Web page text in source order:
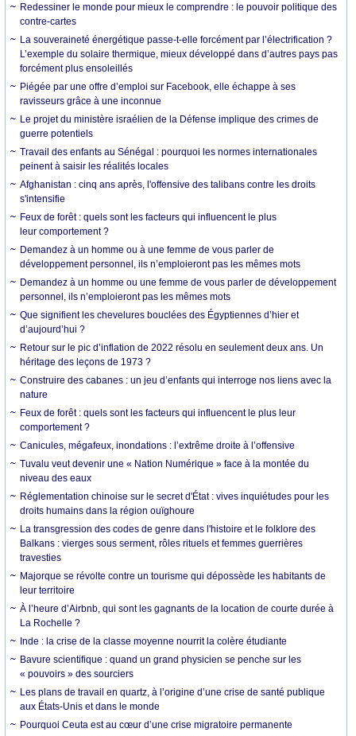
Redessiner le monde pour mieux le comprendre : le pouvoir politique des
contre-cartes
La souveraineté énergétique passe-t-elle forcément par l’électrification ?
L’exemple du solaire thermique, mieux développé dans d’autres pays pas
forcément plus ensoleillés
Piégée par une offre d’emploi sur Facebook, elle échappe à ses
ravisseurs grâce à une inconnue
Le projet du ministère israélien de la Défense implique des crimes de
guerre potentiels
Travail des enfants au Sénégal : pourquoi les normes internationales
peinent à saisir les réalités locales
Afghanistan : cinq ans après, l'offensive des talibans contre les droits
s'intensifie
Feux de forêt : quels sont les facteurs qui influencent le plus
leur comportement ?
Demandez à un homme ou à une femme de vous parler de
développement personnel, ils n’emploieront pas les mêmes mots
Demandez à un homme ou une femme de vous parler de développement
personnel, ils n’emploieront pas les mêmes mots
Que signifient les chevelures bouclées des Égyptiennes d’hier et
d’aujourd’hui ?
Retour sur le pic d’inflation de 2022 résolu en seulement deux ans. Un
héritage des leçons de 1973 ?
Construire des cabanes : un jeu d’enfants qui interroge nos liens avec la
nature
Feux de forêt : quels sont les facteurs qui influencent le plus leur
comportement ?
Canicules, mégafeux, inondations : l’extrême droite à l’offensive
Tuvalu veut devenir une « Nation Numérique » face à la montée du
niveau des eaux
Réglementation chinoise sur le secret d'État : vives inquiétudes pour les
droits humains dans la région ouïghoure
La transgression des codes de genre dans l'histoire et le folklore des
Balkans : vierges sous serment, rôles rituels et femmes guerrières
travesties
Majorque se révolte contre un tourisme qui dépossède les habitants de
leur territoire
À l’heure d’Airbnb, qui sont les gagnants de la location de courte durée à
La Rochelle ?
Inde : la crise de la classe moyenne nourrit la colère étudiante
Bavure scientifique : quand un grand physicien se penche sur les
« pouvoirs » des sourciers
Les plans de travail en quartz, à l’origine d’une crise de santé publique
aux États-Unis et dans le monde
Pourquoi Ceuta est au cœur d’une crise migratoire permanente